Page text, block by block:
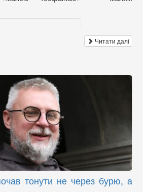
Читати далі
тонути не через бурю, а